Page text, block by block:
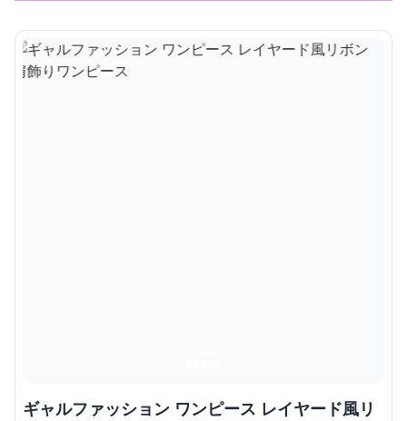
ギャルファッション ワンピース レイヤード風リ